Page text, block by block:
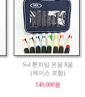
Sol 톤차임 온음 8음
(케이스 포함)
140,000원